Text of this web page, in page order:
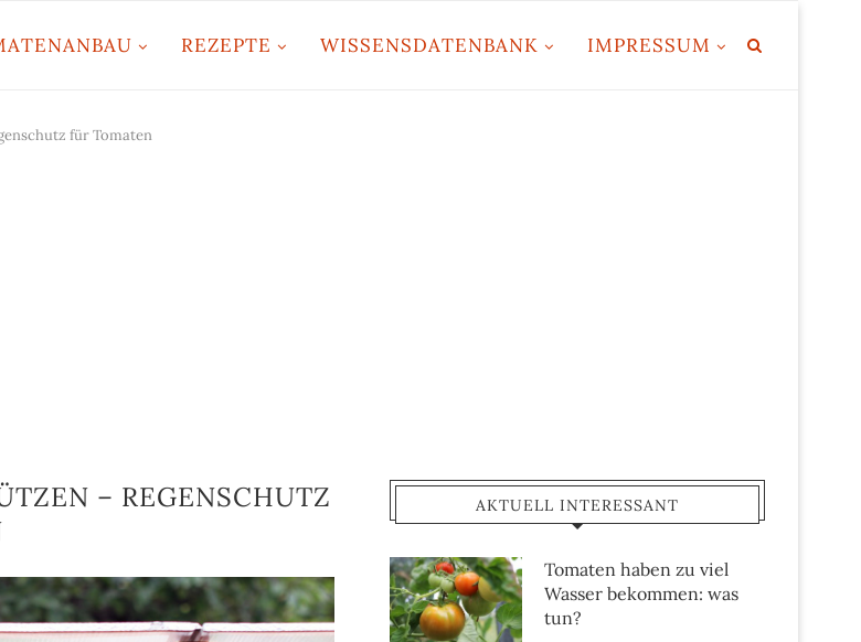
REZEPTE WISSENSDATENBANK IMPRESSUM
für Tomaten
– REGENSCHUTZ
AKTUELL INTERESSANT
Tomaten haben zu viel
Wasser bekommen: was
tun?